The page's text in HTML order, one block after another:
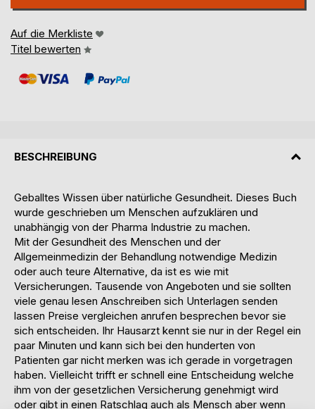
Auf die Merkliste
Titel bewerten
BESCHREIBUNG
Geballtes Wissen über natürliche Gesundheit. Dieses Buch
wurde geschrieben um Menschen aufzuklären und
unabhängig von der Pharma Industrie zu machen.
Mit der Gesundheit des Menschen und der
Allgemeinmedizin der Behandlung notwendige Medizin
oder auch teure Alternative, da ist es wie mit
Versicherungen. Tausende von Angeboten und sie sollten
viele genau lesen Anschreiben sich Unterlagen senden
lassen Preise vergleichen anrufen besprechen bevor sie
sich entscheiden. Ihr Hausarzt kennt sie nur in der Regel ein
paar Minuten und kann sich bei den hunderten von
Patienten gar nicht merken was ich gerade in vorgetragen
haben. Vielleicht trifft er schnell eine Entscheidung welche
ihm von der gesetzlichen Versicherung genehmigt wird
oder gibt in einen Ratschlag auch als Mensch aber wenn